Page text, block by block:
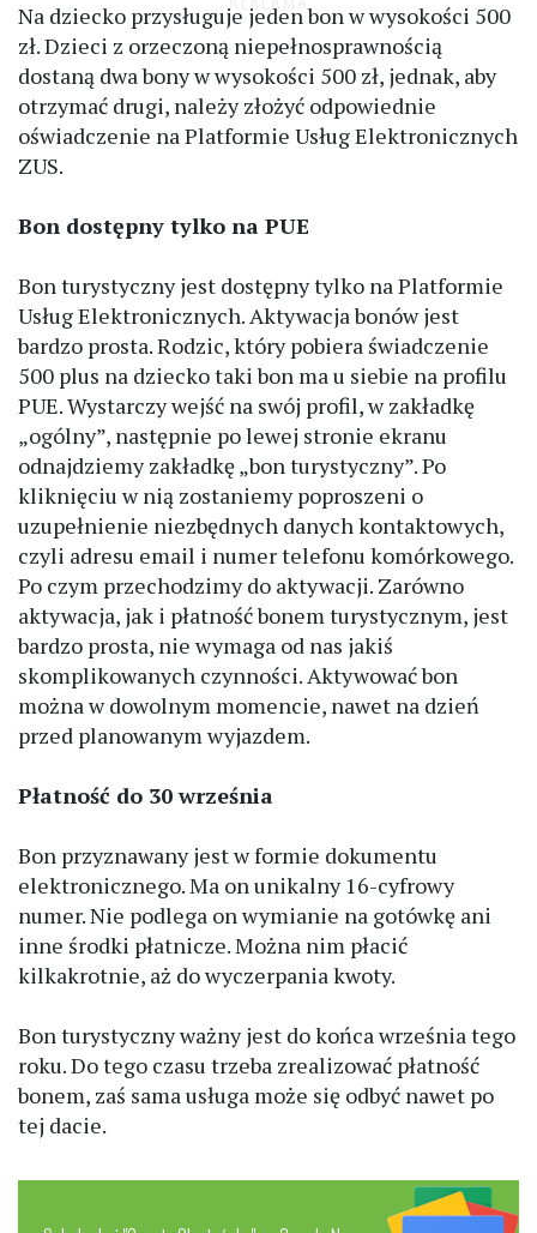
Na dziecko przysługuje jeden bon w wysokości 500
zł. Dzieci z orzeczoną niepełnosprawnością
dostaną dwa bony w wysokości 500 zł, jednak, aby
otrzymać drugi, należy złożyć odpowiednie
oświadczenie na Platformie Usług Elektronicznych
ZUS.
Bon dostępny tylko na PUE
Bon turystyczny jest dostępny tylko na Platformie
Usług Elektronicznych. Aktywacja bonów jest
bardzo prosta. Rodzic, który pobiera świadczenie
500 plus na dziecko taki bon ma u siebie na profilu
PUE. Wystarczy wejść na swój profil, w zakładkę
„ogólny”, następnie po lewej stronie ekranu
odnajdziemy zakładkę „bon turystyczny”. Po
kliknięciu w nią zostaniemy poproszeni o
uzupełnienie niezbędnych danych kontaktowych,
czyli adresu email i numer telefonu komórkowego.
Po czym przechodzimy do aktywacji. Zarówno
aktywacja, jak i płatność bonem turystycznym, jest
bardzo prosta, nie wymaga od nas jakiś
skomplikowanych czynności. Aktywować bon
można w dowolnym momencie, nawet na dzień
przed planowanym wyjazdem.
Płatność do 30 września
Bon przyznawany jest w formie dokumentu
elektronicznego. Ma on unikalny 16-cyfrowy
numer. Nie podlega on wymianie na gotówkę ani
inne środki płatnicze. Można nim płacić
kilkakrotnie, aż do wyczerpania kwoty.
Bon turystyczny ważny jest do końca września tego
roku. Do tego czasu trzeba zrealizować płatność
bonem, zaś sama usługa może się odbyć nawet po
tej dacie.